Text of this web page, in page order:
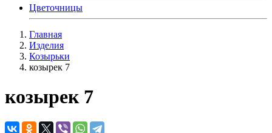
Цветочницы
Главная
Изделия
Козырьки
козырек 7
козырек 7